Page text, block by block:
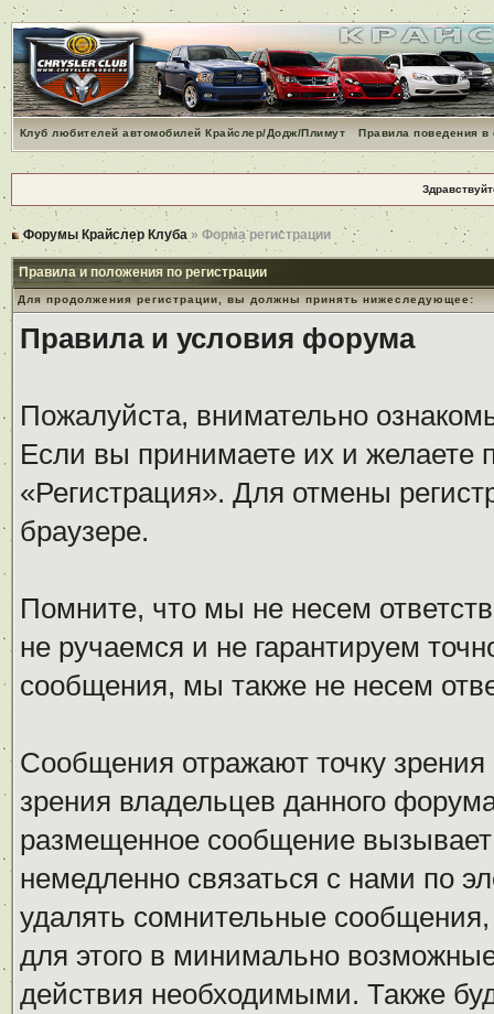
Клуб любителей автомобилей Крайслер/Додж/Плимут Правила поведения
Форумы Крайслер Клуба » Форма регистрации
Правила и положения по регистрации
Для продолжения регистрации, вы должны принять нижеследующее:
Правила и условия форума
Пожалуйста, внимательно
Если вы принимаете их и желаете
«Регистрация». Для отмены
браузере.
Помните, что мы не несем
не ручаемся и не гарантируем
сообщения, мы также не несем
Сообщения отражают точку
зрения владельцев данного
размещенное сообщение
немедленно связаться с нами по
удалять сомнительные
для этого в минимально
действия необходимыми. Также